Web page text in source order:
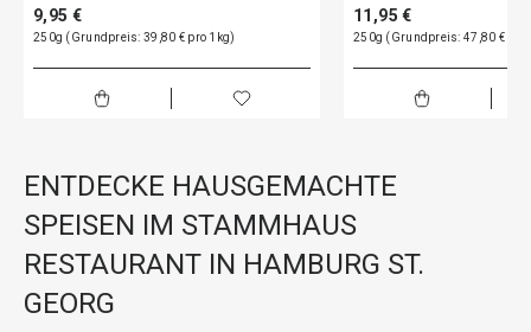
9,95 €
250g (Grundpreis: 39,80 € pro 1kg)
11,95 €
250g (Grundpreis: 47,80 € pro
ENTDECKE HAUSGEMACHTE
SPEISEN IM STAMMHAUS
RESTAURANT IN HAMBURG ST.
GEORG